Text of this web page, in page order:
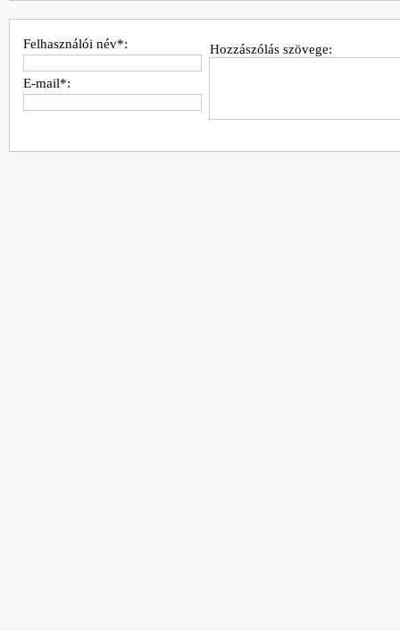
Hozzászólás szövege:
Felhasználói név*:
E-mail*: